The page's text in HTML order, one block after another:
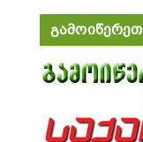
გამოიწერეთ